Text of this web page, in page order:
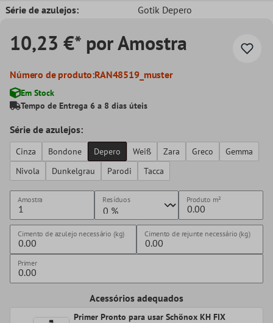
Série de azulejos:
Gotik Depero
10,23 €* por Amostra
Número de produto:RAN48519_muster
Em Stock
Tempo de Entrega 6 a 8 dias úteis
Série de azulejos:
Cinza Bondone Depero Weiß Zara Greco
Gemma
Nivola
Dunkelgrau Parodi Tacca
Amostra Resíduos Produto m²
Cimento de azulejo necessário (kg) Cimento de rejunte necessário (kg)
Primer
Acessórios adequados
Primer Pronto para usar Schönox KH FIX